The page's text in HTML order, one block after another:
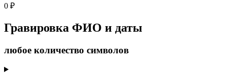
0 ₽
Гравировка ФИО и даты
любое количество символов